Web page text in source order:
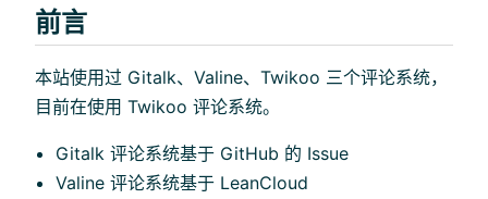
前言
本站使用过 Gitalk、Valine、Twikoo 三个评论系统，
目前在使用 Twikoo 评论系统。
Gitalk 评论系统基于 GitHub 的 Issue
Valine 评论系统基于 LeanCloud